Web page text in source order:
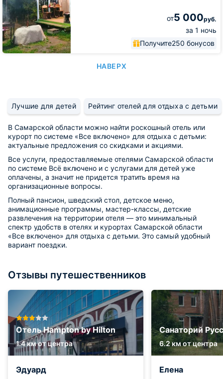
от5 000руб.
за 1 ночь
Получите250 бонусов
НАВЕРХ
Лучшие для детей Рейтинг отелей для отдыха с детьми
В Самарской области можно найти роскошный отель или
курорт по системе «Все включено» для отдыха с детьми:
актуальные предложения со скидками и акциями.
Все услуги, предоставляемые отелями Самарской области
по системе Всё включено и с услугами для детей уже
оплачены, а значит не придется тратить время на
организационные вопросы.
Полный пансион, шведский стол, детское меню,
анимационные программы, мастер-классы, детские
развлечения на территории отеля — это минимальный
спектр удобств в отелях и курортах Самарской области
«Все включено» для отдыха с детьми. Это самый удобный
вариант поездки.
Отзывы путешественников
Отель Hampton by Hilton
1.4 км от центра
Эдуард
Санаторий
6.2 км от центра
Елена